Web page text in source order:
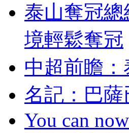
泰山奪冠總
境輕鬆奪冠
中超前瞻
名記：
You can